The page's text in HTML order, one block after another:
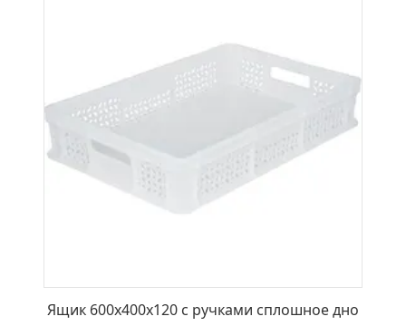
Ящик 600x400x120 с ручками сплошное дно